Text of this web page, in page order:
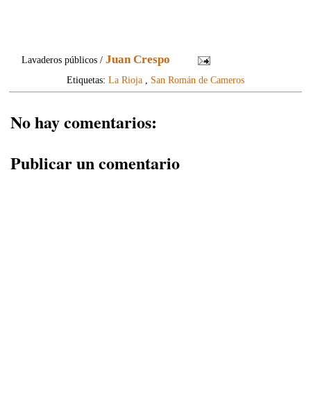
Lavaderos públicos /Juan Crespo
Etiquetas: La Rioja , San Román de Cameros
No hay comentarios:
Publicar un comentario